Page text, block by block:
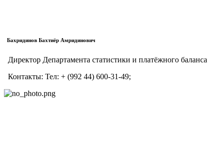
Бахридинов Бахтиёр Амридинович
Директор Департамента статистики и платёжного баланса
Контакты: Тел: + (992 44) 600-31-49;